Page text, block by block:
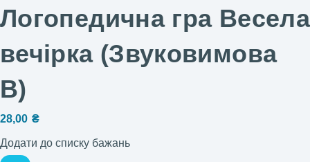
Логопедична гра Весела
вечірка (Звуковимова
В)
28,00 ₴
Додати до списку бажань